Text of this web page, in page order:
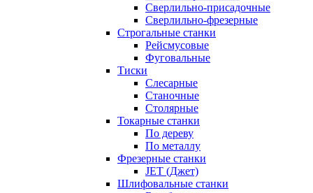
Сверлильно-присадочные
Сверлильно-фрезерные
Строгальные станки
Рейсмусовые
Фуговальные
Тиски
Слесарные
Станочные
Столярные
Токарные станки
По дереву
По металлу
Фрезерные станки
JET (Джет)
Шлифовальные станки